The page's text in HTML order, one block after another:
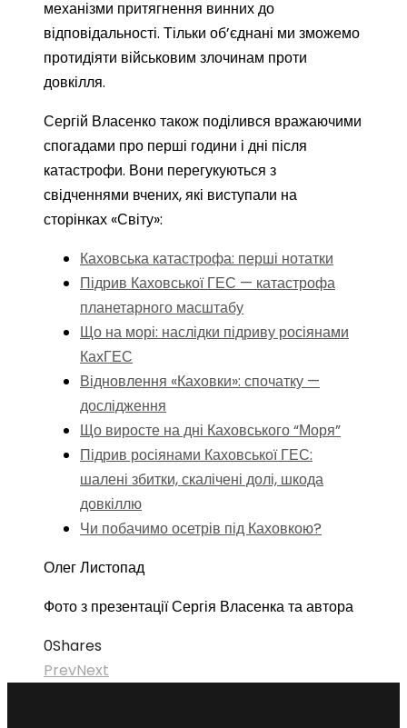
механізми притягнення винних до
відповідальності. Тільки об’єднані ми зможемо
протидіяти військовим злочинам проти
довкілля.
Сергій Власенко також поділився вражаючими
спогадами про перші години і дні після
катастрофи. Вони перегукуються з
свідченнями вчених, які виступали на
сторінках «Світу»:
Каховська катастрофа: перші нотатки
Підрив Каховської ГЕС — катастрофа
планетарного масштабу
Що на морі: наслідки підриву росіянами
КахГЕС
Відновлення «Каховки»: спочатку —
дослідження
Що виросте на дні Каховського “Моря”
Підрив росіянами Каховської ГЕС:
шалені збитки, скалічені долі, шкода
довкіллю
Чи побачимо осетрів під Каховкою?
Олег Листопад
Фото з презентації Сергія Власенка та автора
0Shares
PrevNext